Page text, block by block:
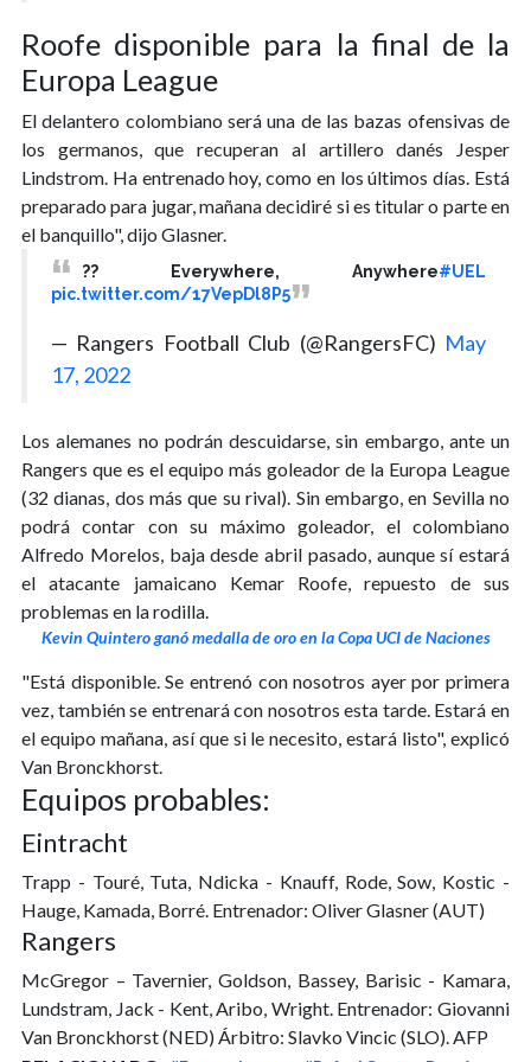
Roofe disponible para la final de la
Europa League
El delantero colombiano será una de las bazas ofensivas de
los germanos, que recuperan al artillero danés Jesper
Lindstrom. Ha entrenado hoy, como en los últimos días. Está
preparado para jugar, mañana decidiré si es titular o parte en
el banquillo", dijo Glasner.
?? Everywhere, Anywhere#UEL
pic.twitter.com/17VepDl8P5
— Rangers Football Club (@RangersFC) May
17, 2022
Los alemanes no podrán descuidarse, sin embargo, ante un
Rangers que es el equipo más goleador de la Europa League
(32 dianas, dos más que su rival). Sin embargo, en Sevilla no
podrá contar con su máximo goleador, el colombiano
Alfredo Morelos, baja desde abril pasado, aunque sí estará
el atacante jamaicano Kemar Roofe, repuesto de sus
problemas en la rodilla.
Kevin Quintero ganó medalla de oro en la Copa UCI de Naciones
"Está disponible. Se entrenó con nosotros ayer por primera
vez, también se entrenará con nosotros esta tarde. Estará en
el equipo mañana, así que si le necesito, estará listo", explicó
Van Bronckhorst.
Equipos probables:
Eintracht
Trapp - Touré, Tuta, Ndicka - Knauff, Rode, Sow, Kostic -
Hauge, Kamada, Borré. Entrenador: Oliver Glasner (AUT)
Rangers
McGregor – Tavernier, Goldson, Bassey, Barisic - Kamara,
Lundstram, Jack - Kent, Aribo, Wright. Entrenador: Giovanni
Van Bronckhorst (NED) Árbitro: Slavko Vincic (SLO). AFP